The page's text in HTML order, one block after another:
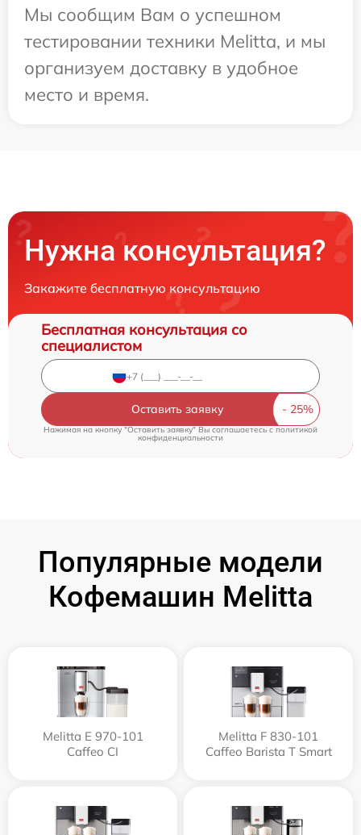
Мы сообщим Вам о успешном
тестировании техники Melitta, и мы
организуем доставку в удобное
место и время.
Нужна консультация?
Закажите бесплатную консультацию
Бесплатная консультация со
специалистом
Оставить заявку
Нажимая на кнопку "Оставить заявку" Вы соглашаетесь cполитикой
конфиденциальности
Популярные модели
Кофемашин Melitta
Melitta Е 970-101
Caffeo CI
Melitta F 830-101
Caffeo Barista T Smart